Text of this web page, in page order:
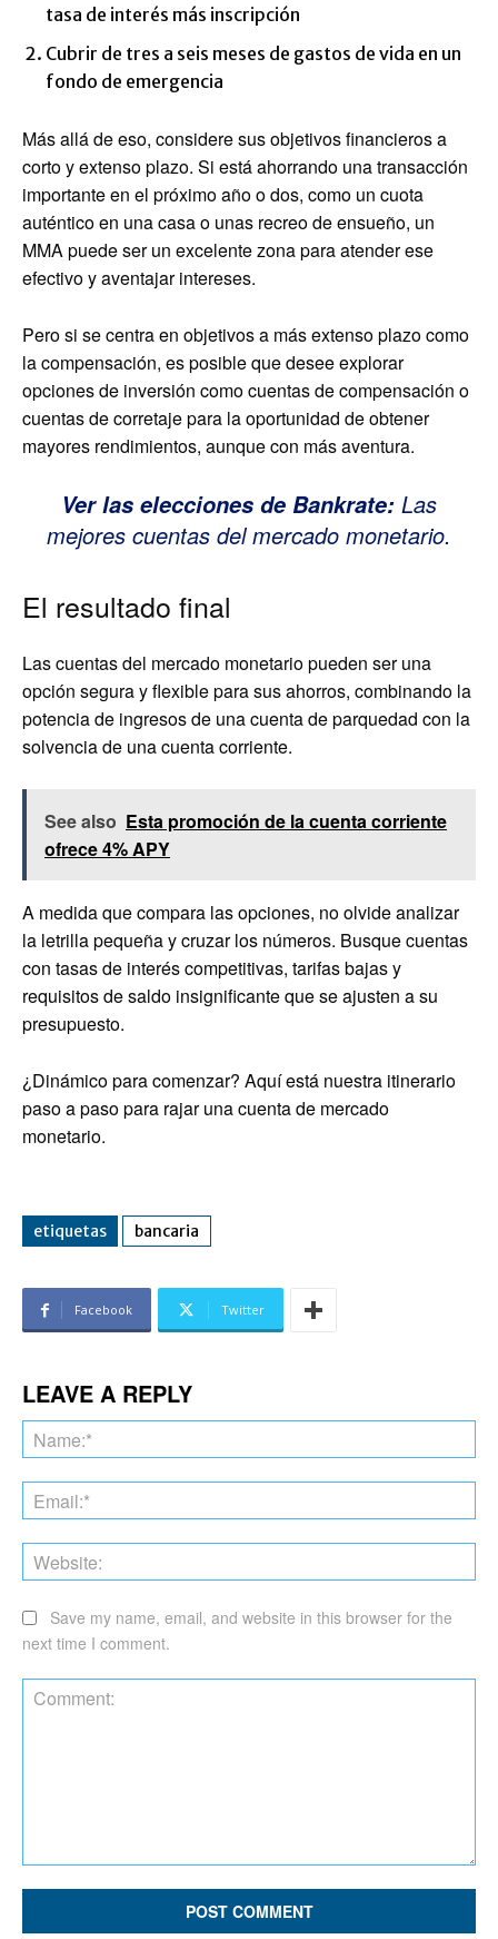
tasa de interés más inscripción
Cubrir de tres a seis meses de gastos de vida en un
fondo de emergencia
Más allá de eso, considere sus objetivos financieros a
corto y extenso plazo. Si está ahorrando una transacción
importante en el próximo año o dos, como un cuota
auténtico en una casa o unas recreo de ensueño, un
MMA puede ser un excelente zona para atender ese
efectivo y aventajar intereses.
Pero si se centra en objetivos a más extenso plazo como
la compensación, es posible que desee explorar
opciones de inversión como cuentas de compensación o
cuentas de corretaje para la oportunidad de obtener
mayores rendimientos, aunque con más aventura.
Ver las elecciones de Bankrate: Las
mejores cuentas del mercado monetario.
El resultado final
Las cuentas del mercado monetario pueden ser una
opción segura y flexible para sus ahorros, combinando la
potencia de ingresos de una cuenta de parquedad con la
solvencia de una cuenta corriente.
See also Esta promoción de la cuenta corriente
ofrece 4% APY
A medida que compara las opciones, no olvide analizar
la letrilla pequeña y cruzar los números. Busque cuentas
con tasas de interés competitivas, tarifas bajas y
requisitos de saldo insignificante que se ajusten a su
presupuesto.
¿Dinámico para comenzar? Aquí está nuestra itinerario
paso a paso para rajar una cuenta de mercado
monetario.
etiquetas bancaria
Facebook Twitter
LEAVE A REPLY
Save my name, email, and website in this browser for the
next time I comment.